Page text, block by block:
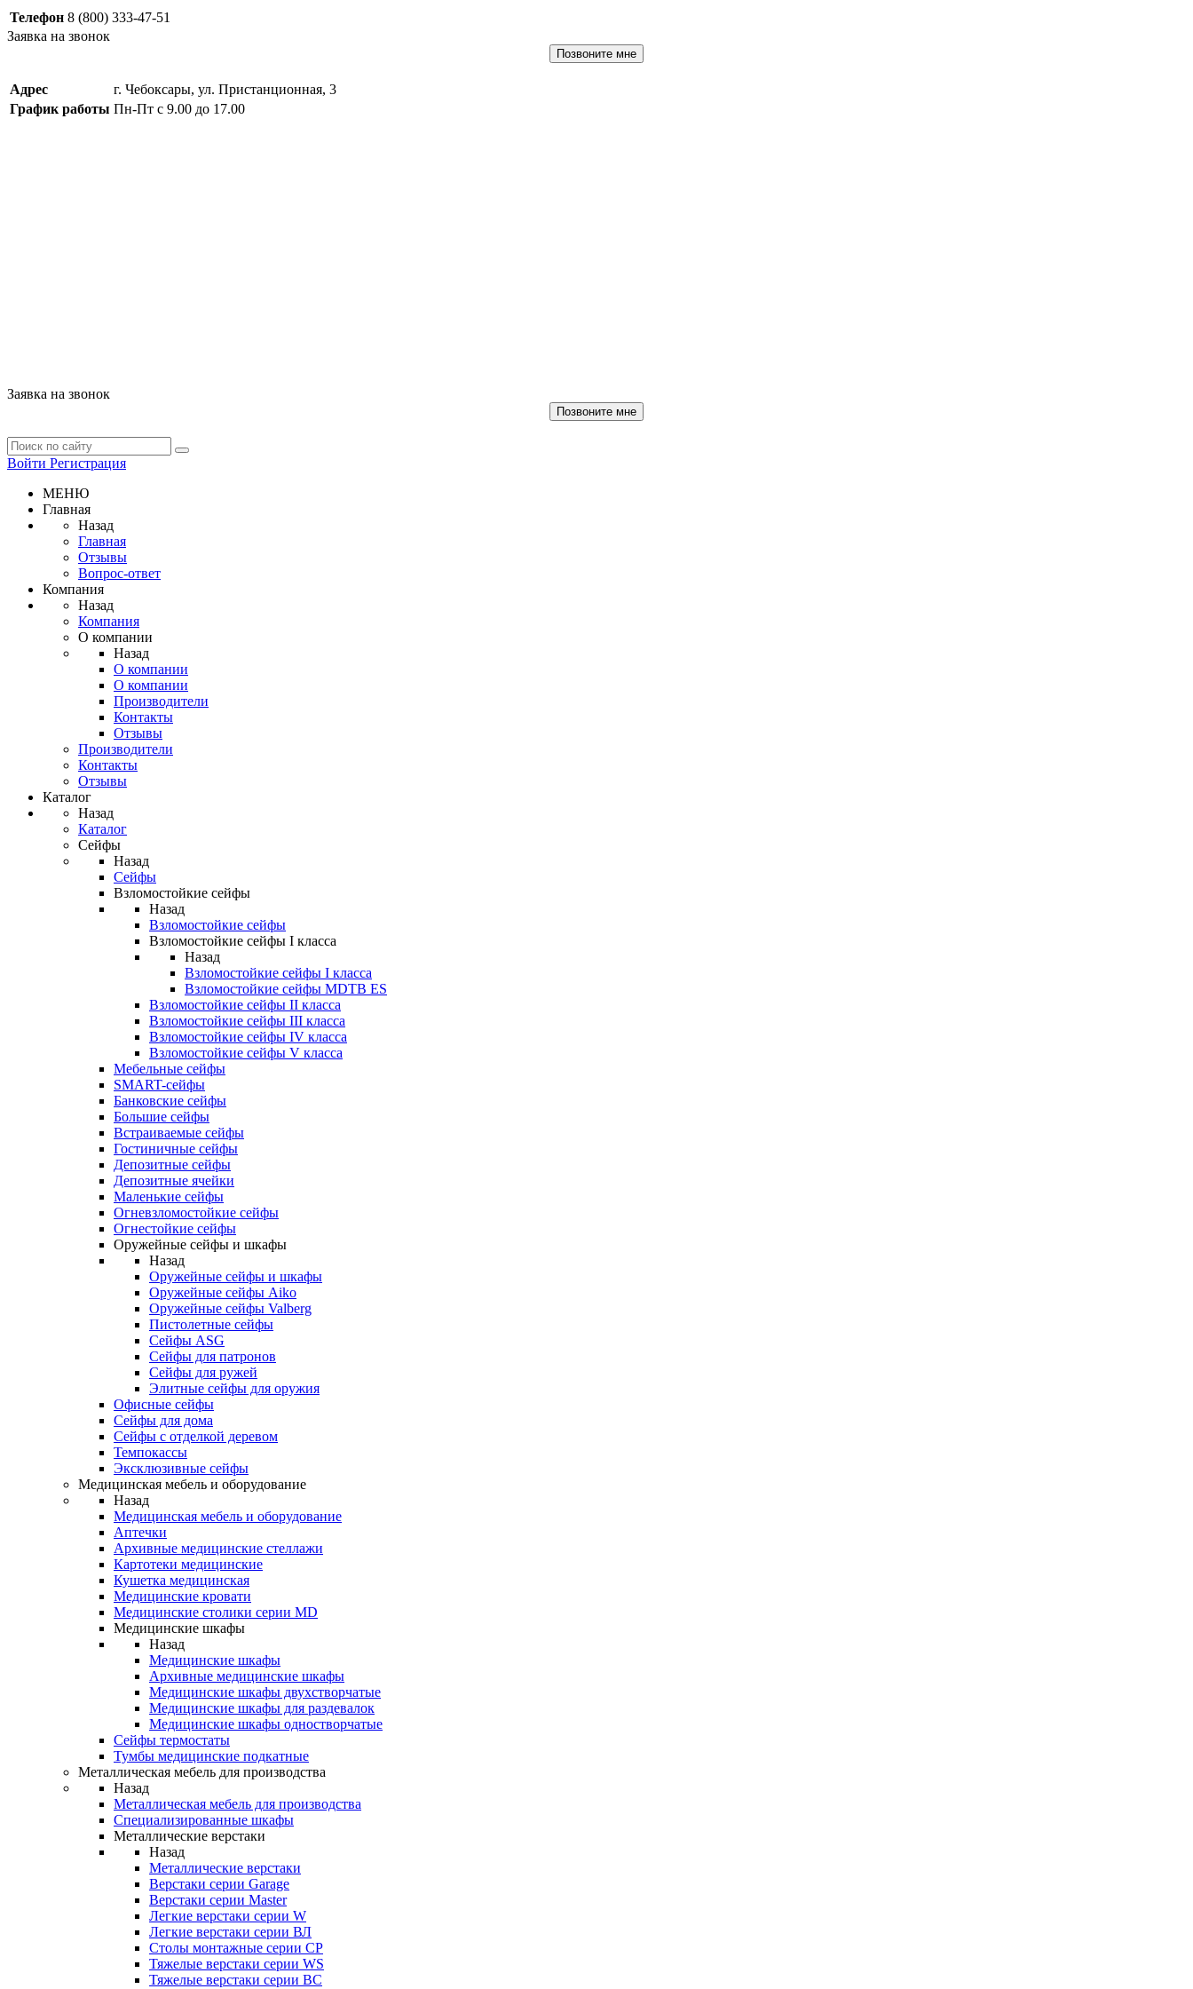
Телефон 8 (800) 333-47-51
Заявка на звонок
Позвоните мне
Адрес
г. Чебоксары, ул. Пристанционная, 3
График работы Пн-Пт с 9.00 до 17.00
Заявка на звонок
Позвоните мне
Войти Регистрация
МЕНЮ
Главная
Назад
Главная
Отзывы
Вопрос-ответ
Компания
Назад
Компания
О компании
Назад
О компании
О компании
Производители
Контакты
Отзывы
Производители
Контакты
Отзывы
Каталог
Назад
Каталог
Сейфы
Назад
Сейфы
Взломостойкие сейфы
Назад
Взломостойкие сейфы
Взломостойкие сейфы I класса
Назад
Взломостойкие сейфы I класса
Взломостойкие сейфы MDTB ES
Взломостойкие сейфы II класса
Взломостойкие сейфы III класса
Взломостойкие сейфы IV класса
Взломостойкие сейфы V класса
Мебельные сейфы
SMART-сейфы
Банковские сейфы
Большие сейфы
Встраиваемые сейфы
Гостиничные сейфы
Депозитные сейфы
Депозитные ячейки
Маленькие сейфы
Огневзломостойкие сейфы
Огнестойкие сейфы
Оружейные сейфы и шкафы
Назад
Оружейные сейфы и шкафы
Оружейные сейфы Aiko
Оружейные сейфы Valberg
Пистолетные сейфы
Сейфы ASG
Сейфы для патронов
Сейфы для ружей
Элитные сейфы для оружия
Офисные сейфы
Сейфы для дома
Сейфы с отделкой деревом
Темпокассы
Эксклюзивные сейфы
Медицинская мебель и оборудование
Назад
Медицинская мебель и оборудование
Аптечки
Архивные медицинские стеллажи
Картотеки медицинские
Кушетка медицинская
Медицинские кровати
Медицинские столики серии MD
Медицинские шкафы
Назад
Медицинские шкафы
Архивные медицинские шкафы
Медицинские шкафы двухстворчатые
Медицинские шкафы для раздевалок
Медицинские шкафы одностворчатые
Сейфы термостаты
Тумбы медицинские подкатные
Металлическая мебель для производства
Назад
Металлическая мебель для производства
Cпециализированные шкафы
Металлические верстаки
Назад
Металлические верстаки
Верстаки серии Garage
Верстаки серии Master
Легкие верстаки серии W
Легкие верстаки серии ВЛ
Столы монтажные серии СР
Тяжелые верстаки серии WS
Тяжелые верстаки серии ВС